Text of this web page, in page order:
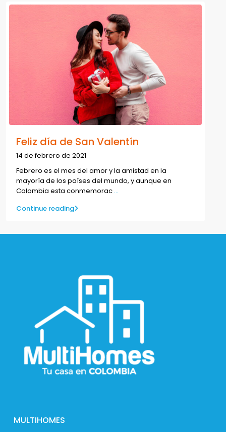
Feliz día de San Valentín
14 de febrero de 2021
Febrero es el mes del amor y la amistad en la
mayoría de los países del mundo, y aunque en
Colombia esta conmemorac ...
Continue reading
MULTIHOMES